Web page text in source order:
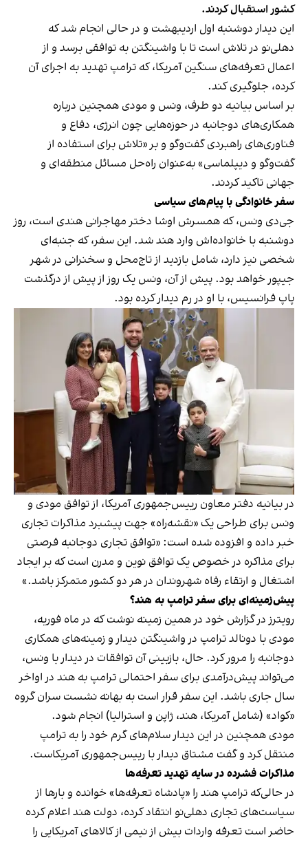
کشور استقبال کردند.
این دیدار دوشنبه اول اردیبهشت و در حالی انجام شد که
دهلی‌نو در تلاش است تا با واشینگتن به توافقی برسد و از
اعمال تعرفه‌های سنگین آمریکا، که ترامپ تهدید به اجرای آن
کرده، جلوگیری کند.
بر اساس بیانیه دو طرف، ونس و مودی همچنین درباره
همکاری‌های دوجانبه در حوزه‌هایی چون انرژی، دفاع و
فناوری‌های راهبردی گفت‌وگو و بر «تلاش برای استفاده از
گفت‌وگو و دیپلماسی» به‌عنوان راه‌حل مسائل منطقه‌ای و
جهانی تاکید کردند.
سفر خانوادگی با پیام‌های سیاسی
جی‌دی ونس، که همسرش اوشا دختر مهاجرانی هندی است، روز
دوشنبه با خانواده‌اش وارد هند شد. این سفر، که جنبه‌ای
شخصی نیز دارد، شامل بازدید از تاج‌محل و سخنرانی در شهر
جیپور خواهد بود. پیش از آن، ونس یک روز از پیش از درگذشت
پاپ فرانسیس، با او در رم دیدار کرده بود.
در بیانیه دفتر معاون رییس‌جمهوری آمریکا، از توافق مودی و
ونس برای طراحی یک «نقشه‌راه» جهت پیشبرد مذاکرات تجاری
خبر داده و افزوده شده است: «توافق تجاری دوجانبه فرصتی
برای مذاکره در خصوص یک توافق نوین و مدرن است که بر ایجاد
اشتغال و ارتقاء رفاه شهروندان در هر دو کشور متمرکز باشد.»
پیش‌زمینه‌ای برای سفر ترامپ به هند؟
رویترز در گزارش خود در همین زمینه نوشت که در ماه فوریه،
مودی با دونالد ترامپ در واشینگتن دیدار و زمینه‌های همکاری
دوجانبه را مرور کرد. حال، بازبینی آن توافقات در دیدار با ونس،
می‌تواند پیش‌درآمدی برای سفر احتمالی ترامپ به هند در اواخر
سال جاری باشد. این سفر قرار است به بهانه نشست سران گروه
«کواد» (شامل آمریکا، هند، ژاپن و استرالیا) انجام شود.
مودی همچنین در این دیدار سلام‌های گرم خود را به ترامپ
منتقل کرد و گفت مشتاق دیدار با رییس‌جمهوری آمریکاست.
مذاکرات فشرده در سایه تهدید تعرفه‌ها
در حالی‌که ترامپ هند را «پادشاه تعرفه‌ها» خوانده و بارها از
سیاست‌های تجاری دهلی‌نو انتقاد کرده، دولت هند اعلام کرده
حاضر است تعرفه واردات بیش از نیمی از کالاهای آمریکایی را